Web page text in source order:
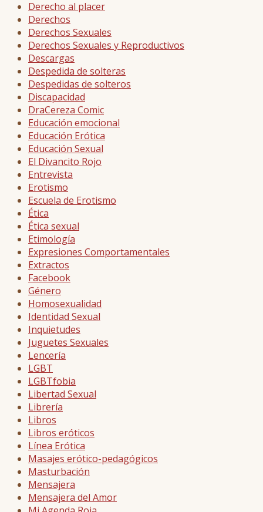
Derecho al placer
Derechos
Derechos Sexuales
Derechos Sexuales y Reproductivos
Descargas
Despedida de solteras
Despedidas de solteros
Discapacidad
DraCereza Comic
Educación emocional
Educación Erótica
Educación Sexual
El Divancito Rojo
Entrevista
Erotismo
Escuela de Erotismo
Ética
Ética sexual
Etimología
Expresiones Comportamentales
Extractos
Facebook
Género
Homosexualidad
Identidad Sexual
Inquietudes
Juguetes Sexuales
Lencería
LGBT
LGBTfobia
Libertad Sexual
Librería
Libros
Libros eróticos
Línea Erótica
Masajes erótico-pedagógicos
Masturbación
Mensajera
Mensajera del Amor